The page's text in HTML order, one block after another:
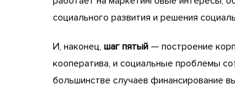
социального развития и решения
И, наконец, шаг пятый — построение
кооператива, и социальные проблемы
большинстве случаев финансирование